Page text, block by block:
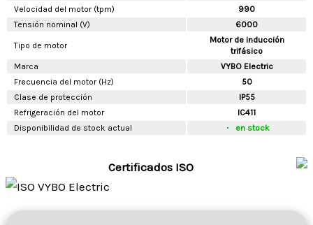
Velocidad del motor (tpm)
990
Tensión nominal (V)
6000
Tipo de motor
Motor de inducción
trifásico
Marca
VYBO Electric
Frecuencia del motor (Hz)
50
Clase de protección
IP55
Refrigeración del motor
IC411
Disponibilidad de stock actual
en stock
Certificados ISO